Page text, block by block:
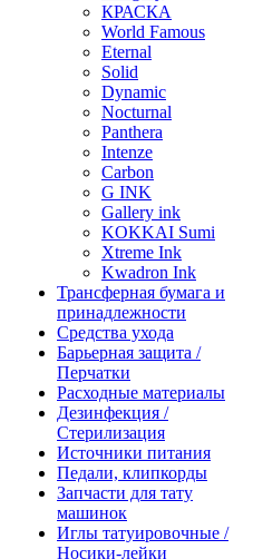
КРАСКА
World Famous
Eternal
Solid
Dynamic
Nocturnal
Panthera
Intenze
Carbon
G INK
Gallery ink
KOKKAI Sumi
Xtreme Ink
Kwadron Ink
Трансферная бумага и
принадлежности
Средства ухода
Барьерная защита /
Перчатки
Расходные материалы
Дезинфекция /
Стерилизация
Источники питания
Педали, клипкорды
Запчасти для тату
машинок
Иглы татуировочные /
Носики-лейки